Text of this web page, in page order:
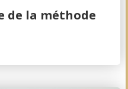
de la méthode